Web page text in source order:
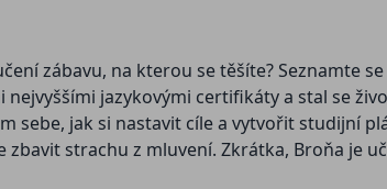
zábavu, na kterou se těšíte? Seznamte
jazykovými certifikáty a stal se
sebe, jak si nastavit cíle a vytvořit studijní
strachu z mluvení. Zkrátka, Broňa je